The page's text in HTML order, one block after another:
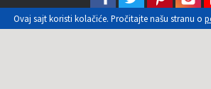
Prikazane cene su sa uračunatim
Ovaj sajt koristi kolačiće. Pročitajte našu stranu o